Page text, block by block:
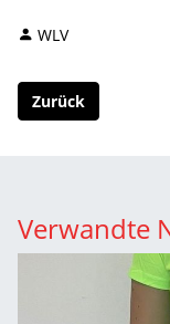
WLV
Zurück
Verwandte